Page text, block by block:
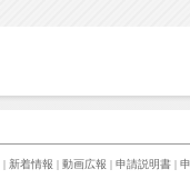
| 新着情報 | 動画広報 | 申請説明書 |